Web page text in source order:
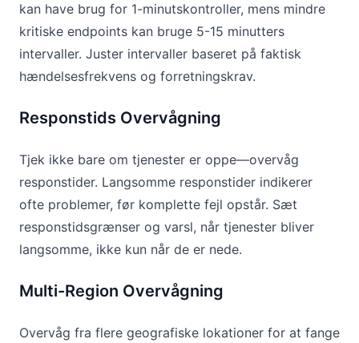
kan have brug for 1-minutskontroller, mens mindre
kritiske endpoints kan bruge 5-15 minutters
intervaller. Juster intervaller baseret på faktisk
hændelsesfrekvens og forretningskrav.
Responstids Overvågning
Tjek ikke bare om tjenester er oppe—overvåg
responstider. Langsomme responstider indikerer
ofte problemer, før komplette fejl opstår. Sæt
responstidsgrænser og varsl, når tjenester bliver
langsomme, ikke kun når de er nede.
Multi-Region Overvågning
Overvåg fra flere geografiske lokationer for at fange